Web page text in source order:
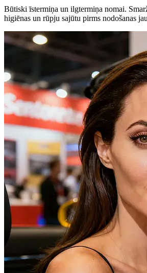
Būtiski īstermiņa un ilgtermiņa nomai.
higiēnas un rūpju sajūtu pirms nodošanas